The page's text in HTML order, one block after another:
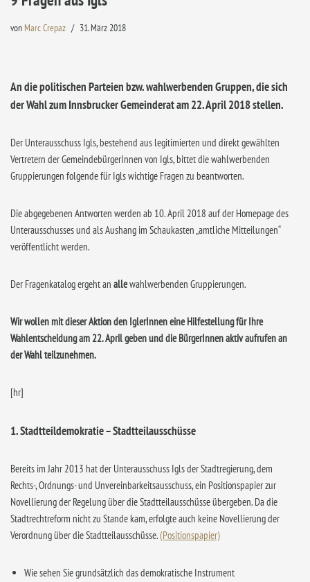
von Marc Crepaz 31. März 2018
An die politischen Parteien bzw. wahlwerbenden Gruppen, die sich
der Wahl zum Innsbrucker Gemeinderat am 22. April 2018 stellen.
Der Unterausschuss Igls, bestehend aus legitimierten und direkt gewählten
Vertretern der GemeindebürgerInnen von Igls, bittet die wahlwerbenden
Gruppierungen folgende für Igls wichtige Fragen zu beantworten.
Die abgegebenen Antworten werden ab 10. April 2018 auf der Homepage des
Unterausschusses und als Aushang im Schaukasten „amtliche Mitteilungen“
veröffentlicht werden.
Der Fragenkatalog ergeht an allewahlwerbenden Gruppierungen.
Wir wollen mit dieser Aktion den IglerInnen eine Hilfestellung für Ihre
Wahlentscheidung am 22. April geben und die BürgerInnen aktiv aufrufen an
der Wahl teilzunehmen.
[hr]
1. Stadtteildemokratie – Stadtteilausschüsse
Bereits im Jahr 2013 hat der Unterausschuss Igls der Stadtregierung, dem
Rechts-, Ordnungs- und Unvereinbarkeitsausschuss, ein Positionspapier zur
Novellierung der Regelung über die Stadtteilausschüsse übergeben. Da die
Stadtrechtreform nicht zu Stande kam, erfolgte auch keine Novellierung der
Verordnung über die Stadtteilausschüsse.(Positionspapier)
Wie sehen Sie grundsätzlich das demokratische Instrument